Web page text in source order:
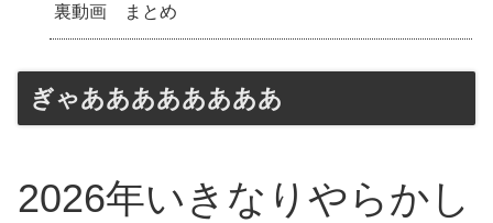
裏動画 まとめ
ぎゃああああああああ
2026年いきなりやらかし